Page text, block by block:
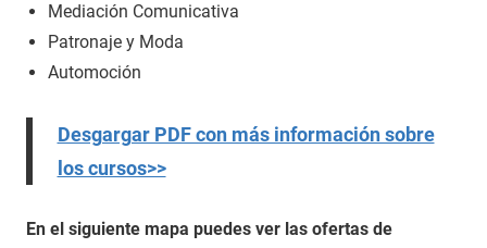
Mediación Comunicativa
Patronaje y Moda
Automoción
Desgargar PDF con más información sobre
los cursos>>
En el siguiente mapa puedes ver las ofertas de